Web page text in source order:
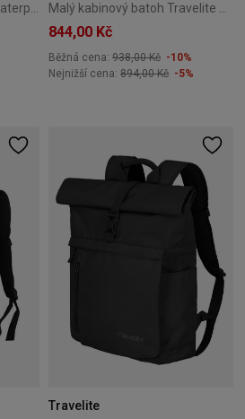
844,00 Kč
Běžná cena: 938,00 Kč -10%
Nejnižší cena: 894,00 Kč -5%
Travelite